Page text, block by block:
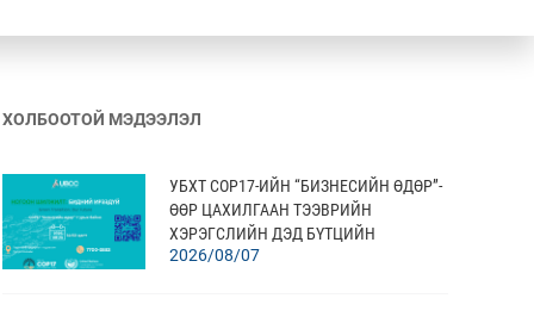
ХОЛБООТОЙ МЭДЭЭЛЭЛ
УБХТ COP17-ИЙН “БИЗНЕСИЙН ӨДӨР”-
ӨӨР ЦАХИЛГААН ТЭЭВРИЙН
ХЭРЭГСЛИЙН ДЭД БҮТЦИЙН
ХӨГЖЛИЙГ ТАНИЛЦУУЛНА
2026/08/07